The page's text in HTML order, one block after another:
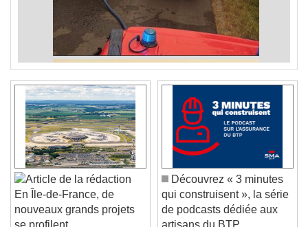
En Île-de-France, de
nouveaux grands projets
Découvrez « 3 minutes
qui construisent », la série
de podcasts dédiée aux